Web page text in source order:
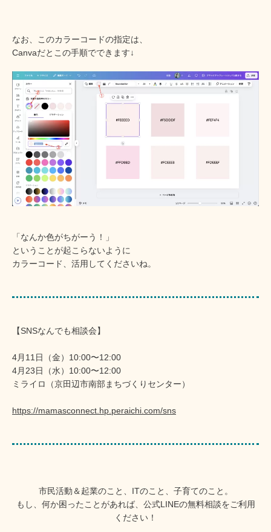
なお、このカラーコードの指定は、
Canvaだとこの手順でできます↓
「なんか色がちがーう！」
ということが起こらないように
カラーコード、活用してくださいね。
【SNSなんでも相談会】
4月11日（金）10:00〜12:00
4月23日（水）10:00〜12:00
ミライロ（京田辺市南部まちづくりセンター）
https://mamasconnect.hp.peraichi.com/sns
市民活動＆起業のこと、ITのこと、子育てのこと。
もし、何か困ったことがあれば、公式LINEの無料相談をご利用
ください！